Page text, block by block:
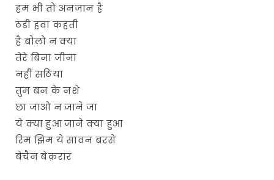
हम भी तो अनजान है
ठंडी हवा कहती
है बोलो न क्या
तेरे बिना जीना
नहीं सठिया
तुम बन के नशे
छा जाओ न जाने जा
ये क्या हुआ जाने क्या हुआ
रिम झिम ये सावन बरसे
बेचैन बेक़रार